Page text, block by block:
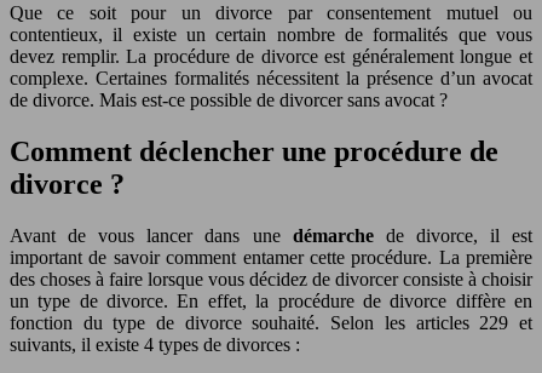
Que ce soit pour un divorce par consentement mutuel ou
contentieux, il existe un certain nombre de formalités que vous
devez remplir. La procédure de divorce est généralement longue et
complexe. Certaines formalités nécessitent la présence d’un avocat
de divorce. Mais est-ce possible de divorcer sans avocat ?
Comment déclencher une procédure de
divorce ?
Avant de vous lancer dans une démarche de divorce, il est
important de savoir comment entamer cette procédure. La première
des choses à faire lorsque vous décidez de divorcer consiste à choisir
un type de divorce. En effet, la procédure de divorce diffère en
fonction du type de divorce souhaité. Selon les articles 229 et
suivants, il existe 4 types de divorces :